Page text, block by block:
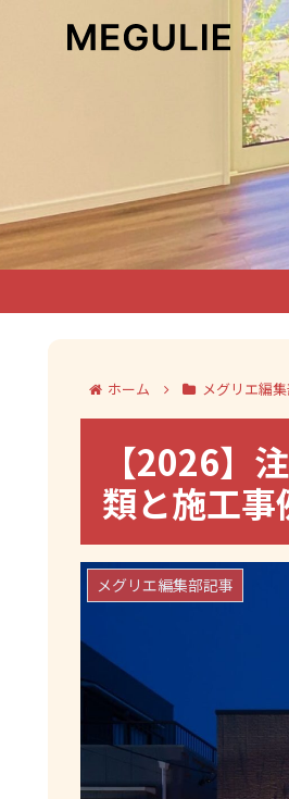
ホーム メグリエ編
【2026】
類と施工
メグリエ編集部記事